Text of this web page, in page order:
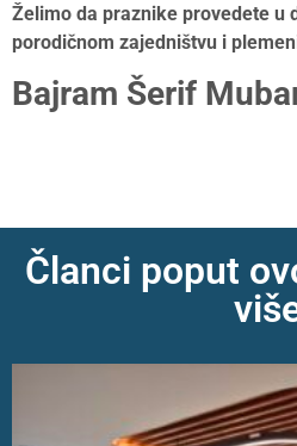
Želimo da praznike provedete u
porodičnom zajedništvu i
Bajram Šerif
Članci poput